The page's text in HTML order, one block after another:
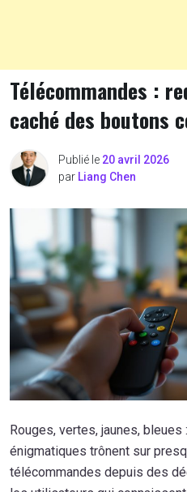
Télécommandes :
caché des boutons
Publié le 20 avril 2026
par Liang Chen
Rouges, vertes, jaunes,
énigmatiques trônent sur
télécommandes depuis des